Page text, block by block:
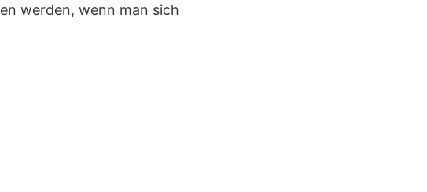
werden, wenn man sich